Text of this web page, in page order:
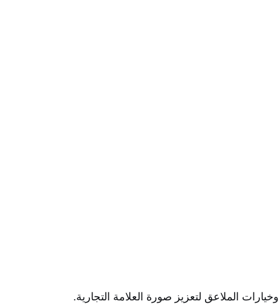
الملاعق لتعزيز صورة العلامة التجارية.